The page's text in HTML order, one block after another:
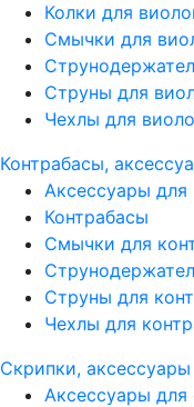
Колки для
Смычки для
Струны для
Чехлы для
Контрабасы,
Аксессуары для
Контрабасы
Смычки для
Струны для
Чехлы для
Скрипки, аксессуары
Аксессуары для